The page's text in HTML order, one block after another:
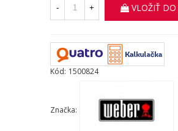
- + VLOŽIŤ
Kód: 1500824
Značka: